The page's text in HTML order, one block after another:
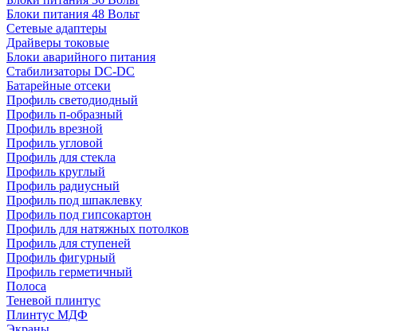
Блоки питания 48 Вольт
Сетевые адаптеры
Драйверы токовые
Блоки аварийного питания
Стабилизаторы DC-DC
Батарейные отсеки
Профиль светодиодный
Профиль п-образный
Профиль врезной
Профиль угловой
Профиль для стекла
Профиль круглый
Профиль радиусный
Профиль под шпаклевку
Профиль под гипсокартон
Профиль для натяжных потолков
Профиль для ступеней
Профиль фигурный
Профиль герметичный
Полоса
Теневой плинтус
Плинтус МДФ